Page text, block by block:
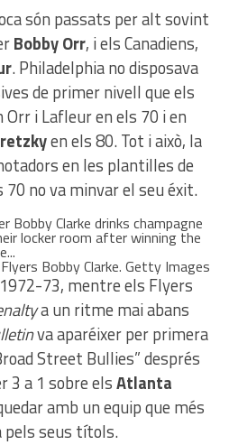
són passats per alt sovint
Bobby Orr, i els Canadiens,
. Philadelphia no disposava
de primer nivell que els
i Lafleur en els 70 i en
en els 80. Tot i això, la
en les plantilles de
no va minvar el seu éxit.
Bobby Clarke. Getty Images
73, mentre els Flyers
a un ritme mai abans
va aparéixer per primera
Street Bullies” després
3 a 1 sobre elsAtlanta
amb un equip que més
pels seus títols.